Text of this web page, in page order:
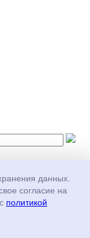
данных.
согласие на
политикой